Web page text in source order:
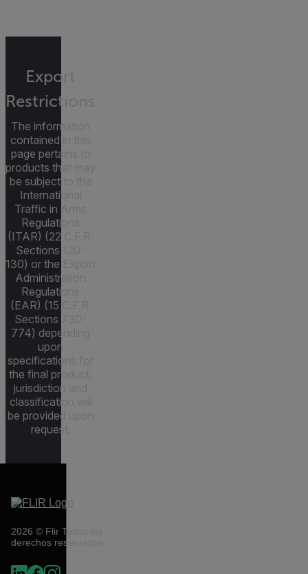
Export
Restrictions
The information
contained in this
page pertains to
products that may
be subject to the
International
Traffic in Arms
Regulations
(ITAR) (22 C.F.R.
Sections 120-
130) or the Export
Administration
Regulations
(EAR) (15 C.F.R.
Sections 730-
774) depending
upon
specifications for
the final product;
jurisdiction and
classification will
be provided upon
request.
2026 © Flir Todos los
derechos reservados.